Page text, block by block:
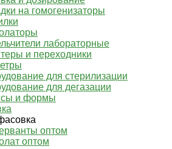
на гомогенизаторы
лабораторные
и переходники
для стерилизации
для дегазации
и формы
оптом
оптом